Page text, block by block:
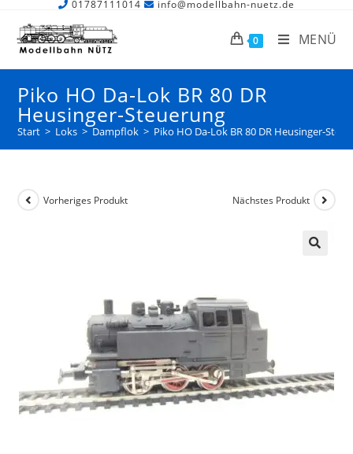
01787111014 info@modellbahn-nuetz.de
0 MENÜ
Piko HO Da-Lok BR 80 DR
Heusinger-Steuerung
Start > Loks > Dampflok > Piko HO Da-Lok BR 80 DR Heusinger-
Vorheriges Produkt Nächstes Produkt